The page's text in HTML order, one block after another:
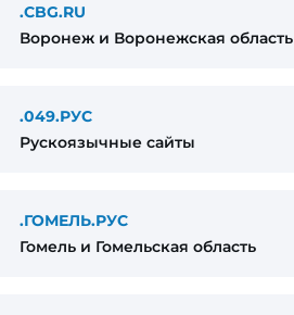
.CBG.RU
Воронеж и Воронежская область
.049.РУС
Рускоязычные сайты
.ГОМЕЛЬ.РУС
Гомель и Гомельская область